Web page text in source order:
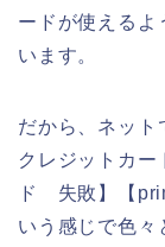
ードが使えるよ
います。
だから、ネッ
クレジットカ
ド 失敗】【
いう感じで色々